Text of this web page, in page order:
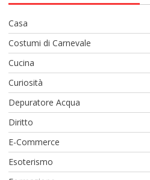
Casa
Costumi di Carnevale
Cucina
Curiosità
Depuratore Acqua
Diritto
E-Commerce
Esoterismo